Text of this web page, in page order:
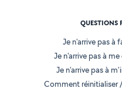
QUESTIONS
Je n'arrive pas à
Je n'arrive pas à
Je n'arrive pas à
Comment réinitialiser